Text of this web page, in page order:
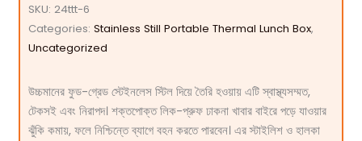
SKU: 24ttt-6
Categories: Stainless Still Portable Thermal Lunch Box,
Uncategorized
উচ্চমানের ফুড-গ্রেড স্টেইনলেস স্টিল দিয়ে তৈরি হওয়ায় এটি স্বাস্থ্যসম্মত,
টেকসই এবং নিরাপদ। শক্তপোক্ত লিক-প্রুফ ঢাকনা খাবার বাইরে পড়ে যাওয়ার
ঝুঁকি কমায়, ফলে নিশ্চিন্তে ব্যাগে বহন করতে পারবেন। এর স্টাইলিশ ও হালকা